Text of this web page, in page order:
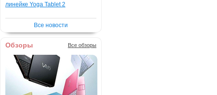
линейке Yoga Tablet 2
Все новости
Обзоры Все обзоры